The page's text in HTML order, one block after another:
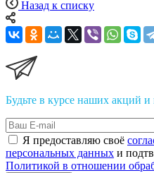
Назад к списку
Будьте в курсе наших акций и
Я предоставляю своё
персональных данных и
Политикой в отношении